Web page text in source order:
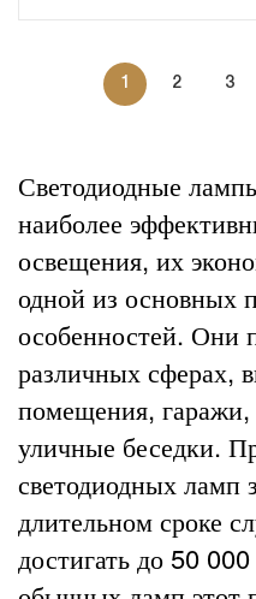
1 2 3
Светодиодные
наиболее
освещения, их
одной из основных
особенностей. Они
различных сферах,
помещения,
уличные беседки.
светодиодных ламп
длительном сроке
достигать до 50